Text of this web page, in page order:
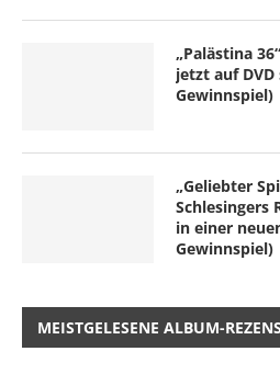
„Palästina
jetzt auf
Gewinnspiel)
„Geliebter
Schlesingers
in einer
Gewinnspiel)
MEISTGELESENE ALBUM-